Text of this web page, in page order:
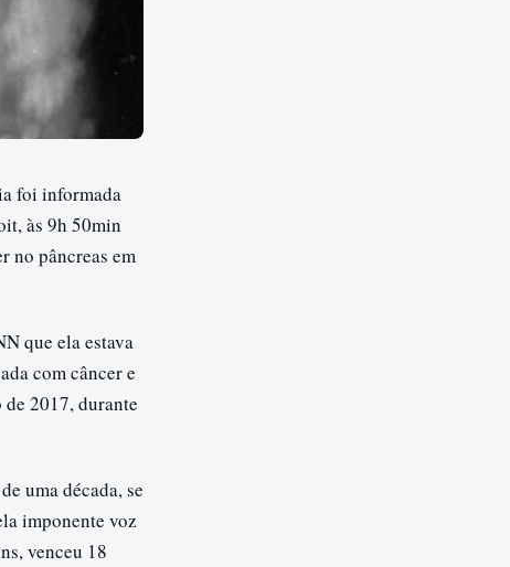
foi informada
às 9h 50min
no pâncreas em
que ela estava
com câncer e
2017, durante
uma década, se
imponente voz
venceu 18